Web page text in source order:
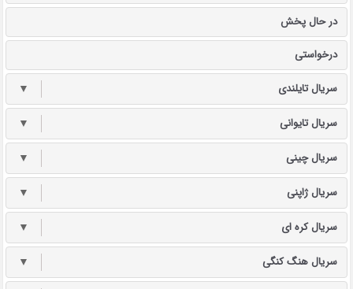
در حال پخش
درخواستی
سریال تایلندی ▼
سریال تایوانی ▼
سریال چینی ▼
سریال ژاپنی ▼
سریال کره ای ▼
سریال هنگ کنگی ▼